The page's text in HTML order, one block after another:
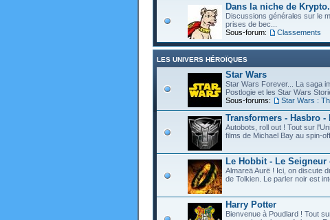
Dans la niche de
Discussions générales sur le
prises de bec...
Sous-forum:
Classements
LES UNIVERS HÉROÏQUES
Star Wars
Star Wars Forever... La saga
Postlogie et les Star Wars
Sous-forums:
Star Wars :
Transformers - Hasbro -
Autobots, roll out ! Tout sur
films de Michael Bay au spin-off
Le Hobbit - Le Seigneur
Almareä Aurë ! Ici, on discute
de Tolkien. Le parler noir est
Harry Potter
Bienvenue à Poudlard ! Tout